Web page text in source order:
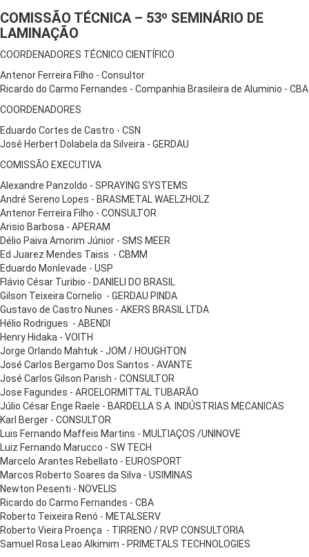
COMISSÃO TÉCNICA – 53º SEMINÁRIO DE
LAMINAÇÃO
COORDENADORES TÉCNICO CIENTÍFICO
Antenor Ferreira Filho - Consultor
Ricardo do Carmo Fernandes - Companhia Brasileira de Aluminio - CBA
COORDENADORES
Eduardo Cortes de Castro - CSN
José Herbert Dolabela da Silveira - GERDAU
COMISSÃO EXECUTIVA
Alexandre Panzoldo - SPRAYING SYSTEMS
André Sereno Lopes - BRASMETAL WAELZHOLZ
Antenor Ferreira Filho - CONSULTOR
Arisio Barbosa - APERAM
Délio Paiva Amorim Júnior - SMS MEER
Ed Juarez Mendes Taiss - CBMM
Eduardo Monlevade - USP
Flávio César Turibio - DANIELI DO BRASIL
Gilson Teixeira Cornelio - GERDAU PINDA
Gustavo de Castro Nunes - AKERS BRASIL LTDA
Hélio Rodrigues - ABENDI
Henry Hidaka - VOITH
Jorge Orlando Mahtuk - JOM / HOUGHTON
José Carlos Bergamo Dos Santos - AVANTE
José Carlos Gilson Parish - CONSULTOR
Jose Fagundes - ARCELORMITTAL TUBARÃO
Júlio César Enge Raele - BARDELLA S.A. INDÚSTRIAS MECANICAS
Karl Berger - CONSULTOR
Luis Fernando Maffeis Martins - MULTIAÇOS /UNINOVE
Luiz Fernando Marucco - SW TECH
Marcelo Arantes Rebellato - EUROSPORT
Marcos Roberto Soares da Silva - USIMINAS
Newton Pesenti - NOVELIS
Ricardo do Carmo Fernandes - CBA
Roberto Teixeira Renó - METALSERV
Roberto Vieira Proença - TIRRENO / RVP CONSULTORIA
Samuel Rosa Leao Alkimim - PRIMETALS TECHNOLOGIES